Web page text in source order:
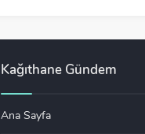
Kağıthane Gündem
Ana Sayfa